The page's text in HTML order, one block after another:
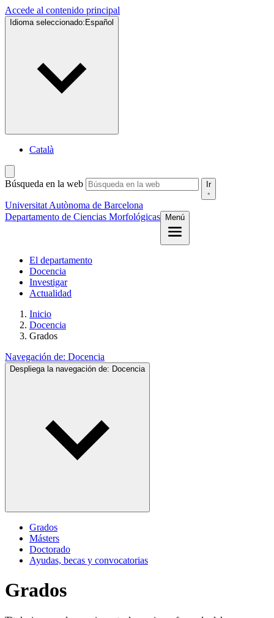
Accede al contenido principal
Idioma seleccionado: Español
Català
Búsqueda en la web Ir
Universitat Autònoma de Barcelona
Departamento de Ciencias Morfológicas
Menú
El departamento
Docencia
Investigar
Actualidad
Inicio
Docencia
Grados
Navegación de: Docencia
Despliega la navegación de: Docencia
Grados
Másters
Doctorado
Ayudas, becas y convocatorias
Grados